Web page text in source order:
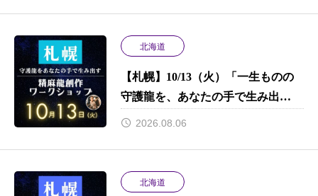
北海道
【札幌】10/13（火）「一生ものの
守護龍を、あなたの手で生み出
す。」 初心者でもプロ並みのクオ
2026.08.06
北海道